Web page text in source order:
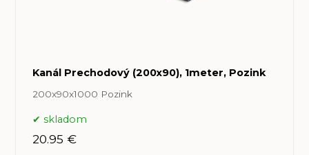
Kanál Prechodový (200x90), 1meter, Pozink
200x90x1000 Pozink
skladom
20.95 €